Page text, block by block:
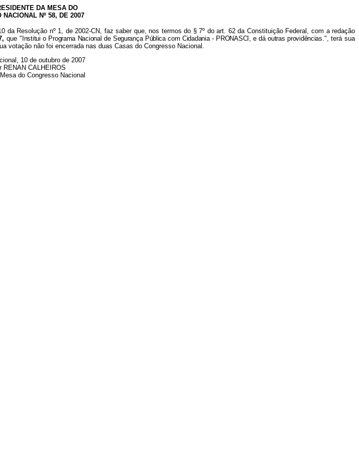
DA MESA DO
NACIONAL Nº 58, DE 2007
da Resolução nº 1, de 2002-CN, faz saber que, nos termos do § 7º do art. 62 da Constituição Federal, com a redação
que " Institui o Programa Nacional de Segurança Pública com Cidadania - PRONASCI, e dá outras providências.", terá sua
votação não foi encerrada nas duas Casas do Congresso Nacional.
10 de outubro de 2007
RENAN CALHEIROS
do Congresso Nacional